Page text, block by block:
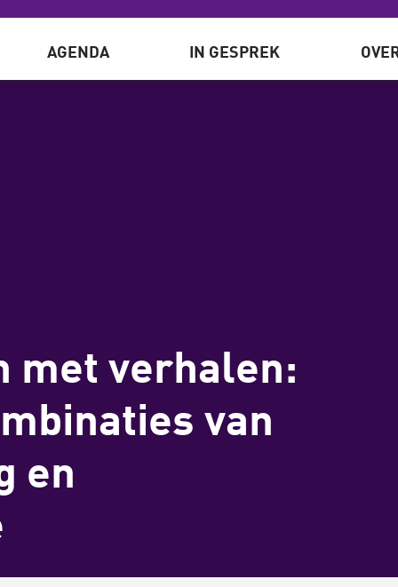
AGENDA IN GESPREK
met verhalen:
van
en